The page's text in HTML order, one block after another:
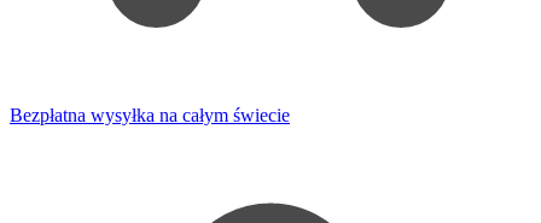
Bezpłatna wysyłka na całym świecie